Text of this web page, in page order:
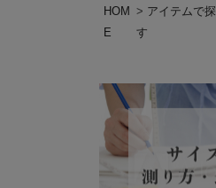
HOM
E
アイテムで探
す